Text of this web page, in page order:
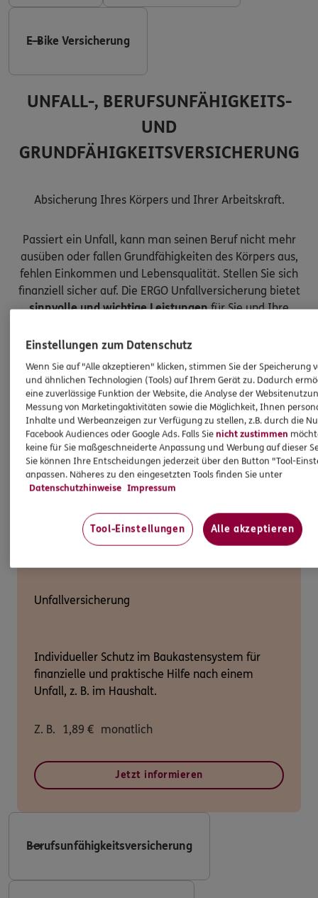
E-Bike Versicherung
UNFALL-, BERUFSUNFÄHIGKEITS-
UND
GRUNDFÄHIGKEITSVERSICHERUNG
Absicherung Ihres Körpers und Ihrer Arbeitskraft.
Passiert ein Unfall, kann man seinen Beruf nicht mehr
ausüben oder fallen Grundfähigkeiten des Körpers aus,
fehlen Einkommen und Lebensqualität. Stellen Sie sich
finanziell sicher auf. Die ERGO Unfallversicherung bietet
sinnvolle und wichtige Leistungenfür Sie und Ihre
Unfallversicherung
Individueller Schutz im Baukastensystem für
finanzielle und praktische Hilfe nach einem
Unfall, z. B. im Haushalt.
Z. B. 1,89 € monatlich
Jetzt informieren
Berufsunfähigkeitsversicherung
Einstellungen zum Datenschutz
Wenn Sie auf "Alle akzeptieren" klicken, stimmen Sie der Speicherung
und ähnlichen Technologien (Tools) auf Ihrem Gerät zu. Dadurch
eine zuverlässige Funktion der Website, die Analyse der
Messung von Marketingaktivitäten sowie die Möglichkeit, Ihnen
Inhalte und Werbeanzeigen zur Verfügung zu stellen, z.B. durch die
Facebook Audiences oder Google Ads. Falls Sienicht zustimmen
keine für Sie maßgeschneiderte Anpassung und Werbung auf dieser
Sie können Ihre Entscheidungen jederzeit über den Button "Tool-
anpassen. Näheres zu den eingesetzten Tools finden Sie unter
Datenschutzhinweise Impressum
Tool-Einstellungen Alle akzeptieren